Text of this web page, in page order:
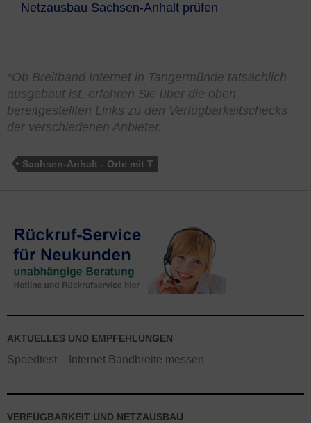
Netzausbau Sachsen-Anhalt prüfen
*Ob Breitband Internet in Tangermünde tatsächlich
ausgebaut ist, erfahren Sie über die oben
bereitgestellten Links zu den Verfügbarkeitschecks
der verschiedenen Anbieter.
Sachsen-Anhalt - Orte mit T
AKTUELLES UND EMPFEHLUNGEN
Speedtest – Internet Bandbreite messen
VERFÜGBARKEIT UND NETZAUSBAU